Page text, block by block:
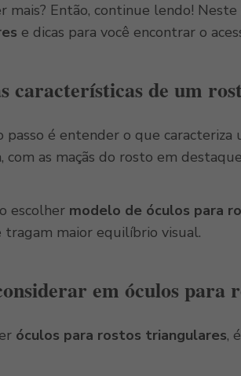
mais? Então, continue lendo!
e dicas para você encontrar o
características de um
passo é entender o que
com as maçãs do rosto em
escolher modelo de óculos para
tragam maior equilíbrio visual.
em óculos para
óculos para rostos triangulares,